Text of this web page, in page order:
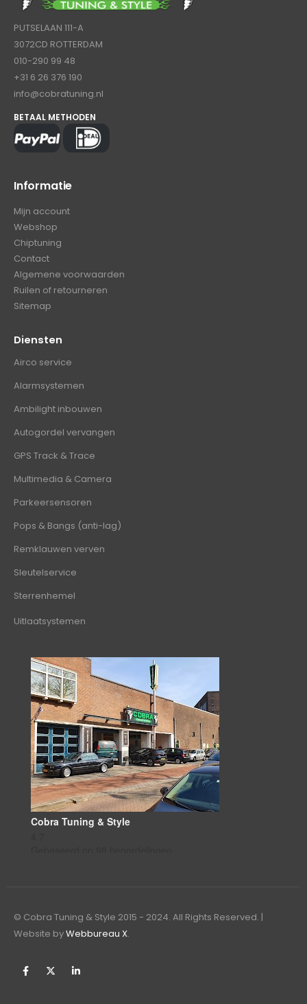
PUTSELAAN 111-A
3072CD ROTTERDAM
010-290 99 48
+31 6 26 376 190
info@cobratuning.nl
BETAAL METHODEN
Informatie
Mijn account
Webshop
Chiptuning
Contact
Algemene voorwaarden
Ruilen of retourneren
Sitemap
Diensten
Airco service
Alarmsystemen
Ambilight inbouwen
Autogordel vervangen
GPS Track & Trace
Multimedia & Camera
Parkeersensoren
Pops & Bangs (anti-lag)
Remklauwen verven
Sleutelservice
Sterrenhemel
Uitlaatsystemen
Cobra Tuning & Style
© Cobra Tuning & Style 2015 - 2024. All Rights Reserved. |
Website byWebbureau X.